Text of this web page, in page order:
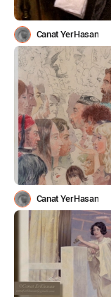
Canat YerHasan
Canat YerHasan